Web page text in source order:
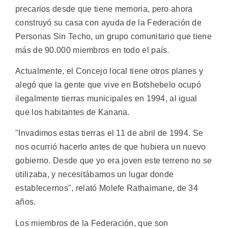
precarios desde que tiene memoria, pero ahora
construyó su casa con ayuda de la Federación de
Personas Sin Techo, un grupo comunitario que tiene
más de 90.000 miembros en todo el país.
Actualmente, el Concejo local tiene otros planes y
alegó que la gente que vive en Botshebelo ocupó
ilegalmente tierras municipales en 1994, al igual
que los habitantes de Kanana.
"Invadimos estas tierras el 11 de abril de 1994. Se
nos ocurrió hacerlo antes de que hubiera un nuevo
gobierno. Desde que yo era joven este terreno no se
utilizaba, y necesitábamos un lugar donde
establecernos", relató Molefe Rathaimane, de 34
años.
Los miembros de la Federación, que son